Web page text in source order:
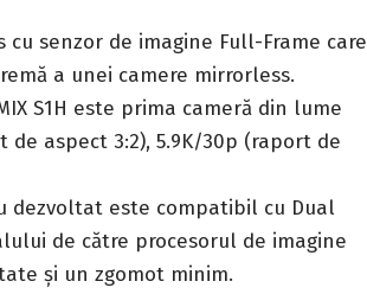
cu senzor de imagine Full-Frame care
a unei camere mirrorless.
S1H este prima cameră din lume
aspect 3:2), 5.9K/30p (raport de
dezvoltat este compatibil cu Dual
de către procesorul de imagine
și un zgomot minim.